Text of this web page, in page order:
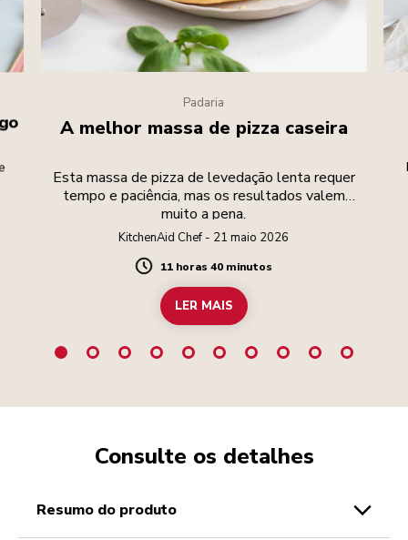
Padaria
A melhor massa de pizza caseira
Esta massa de pizza de levedação lenta requer
tempo e paciência, mas os resultados valem
muito a pena.
KitchenAid Chef - 21 maio 2026
Duration
11 horas 40 minutos
LER MAIS
Consulte os detalhes
resumo do produto